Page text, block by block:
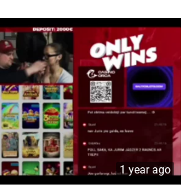
1 year ago